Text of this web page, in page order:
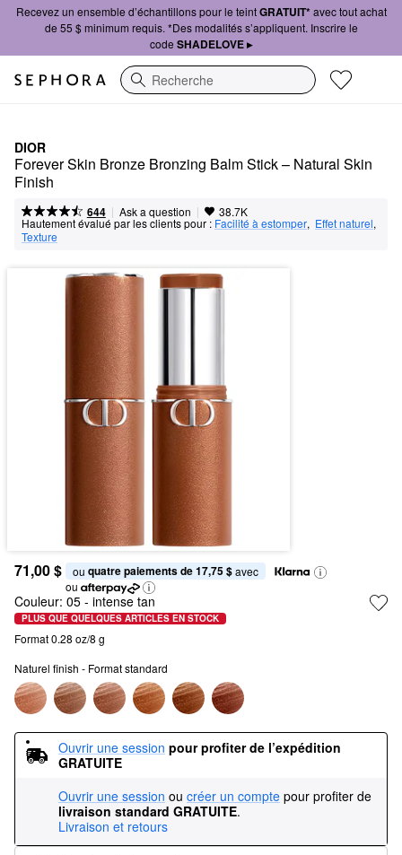
Recevez un ensemble d’échantillons pour le teintGRATUIT*avec tout achat
de 55 $ minimum requis. *Des modalités s’appliquent. Inscrire le
code SHADELOVE ▸
Recherche
DIOR
Forever Skin Bronze Bronzing Balm Stick – Natural Skin
Finish
644 | Ask a question | 38.7K
Hautement évalué par les clients pour : Facilité à estomper, Effet naturel
Texture
71,00 $ ou quatre paiements de 17,75 $ avec
ou
Couleur: 05 - intense tan
PLUS QUE QUELQUES ARTICLES EN STOCK
Format 0.28 oz/8 g
Naturel finish - Format standard
Ouvrir une session pour profiter de l’expédition
GRATUITE
Ouvrir une session ou créer un compte pour profiter de
livraison standard GRATUITE.
Livraison et retours